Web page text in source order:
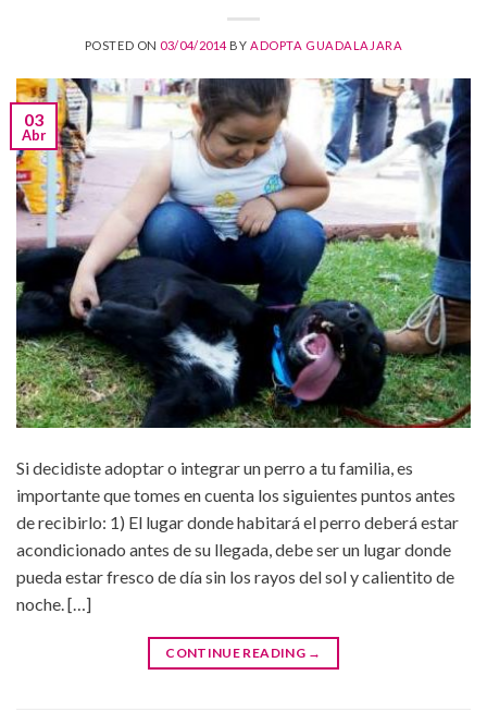
POSTED ON 03/04/2014BYADOPTA GUADALAJARA
03
Abr
Si decidiste adoptar o integrar un perro a tu familia, es
importante que tomes en cuenta los siguientes puntos antes
de recibirlo: 1) El lugar donde habitará el perro deberá estar
acondicionado antes de su llegada, debe ser un lugar donde
pueda estar fresco de día sin los rayos del sol y calientito de
noche. […]
CONTINUE READING →